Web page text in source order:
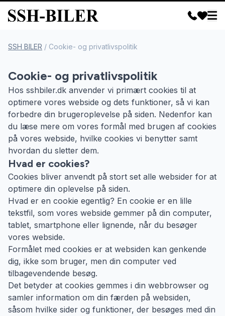
SSH BILER / Cookie- og privatlivspolitik
Cookie- og privatlivspolitik
Hos sshbiler.dk anvender vi primært cookies til at
optimere vores webside og dets funktioner, så vi kan
forbedre din brugeroplevelse på siden. Nedenfor kan
du læse mere om vores formål med brugen af cookies
på vores webside, hvilke cookies vi benytter samt
hvordan du sletter dem.
Hvad er cookies?
Cookies bliver anvendt på stort set alle websider for at
optimere din oplevelse på siden.
Hvad er en cookie egentlig? En cookie er en lille
tekstfil, som vores webside gemmer på din computer,
tablet, smartphone eller lignende, når du besøger
vores webside.
Formålet med cookies er at websiden kan genkende
dig, ikke som bruger, men din computer ved
tilbagevendende besøg.
Det betyder at cookies gemmes i din webbrowser og
samler information om din færden på websiden,
såsom hvilke sider og funktioner, der besøges med din